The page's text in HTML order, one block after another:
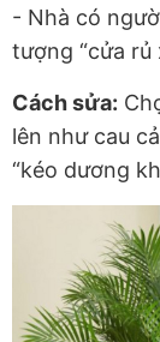
- Nhà có
tượng “cửa rủ
Cách sửa:
lên như cau
“kéo dương